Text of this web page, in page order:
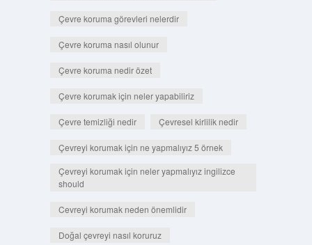
Çevre koruma görevleri nelerdir
Çevre koruma nasıl olunur
Çevre koruma nedir özet
Çevre korumak için neler yapabiliriz
Çevre temizliği nedir Çevresel kirlilik nedir
Çevreyi korumak için ne yapmalıyız 5 örnek
Çevreyi korumak için neler yapmalıyız ingilizce
should
Cevreyi korumak neden önemlidir
Doğal çevreyi nasıl koruruz